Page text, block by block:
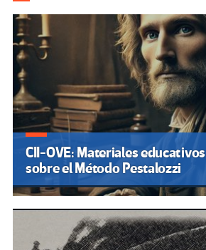
CII-OVE: Materiales educativos
sobre el Método Pestalozzi